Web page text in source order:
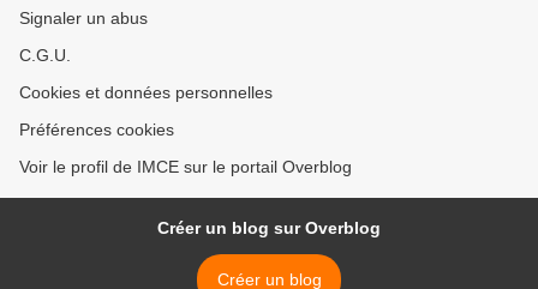
Signaler un abus
C.G.U.
Cookies et données personnelles
Préférences cookies
Voir le profil de IMCE sur le portail Overblog
Créer un blog sur Overblog
Créer un blog